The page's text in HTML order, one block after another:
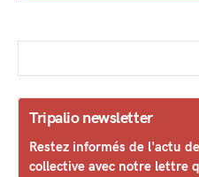
Tripalio newsletter
Restez informés de l'actu
collective avec notre lettre